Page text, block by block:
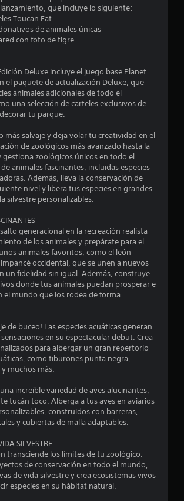
que incluye lo siguiente:
Toucan Eat
de animales únicas
con foto de tigre
Deluxe incluye el juego base Planet
el paquete de actualización Deluxe, que
animales adicionales de todo el
una selección de carteles exclusivos de
tu parque.
más salvaje y deja volar tu creatividad en el
de zoológicos más avanzado hasta la
gestiona zoológicos únicos en todo el
animales fascinantes, incluidas especies
Además, lleva la conservación de
nivel y libera tus especies en grandes
silvestre personalizables.
generacional en la recreación realista
de los animales y prepárate para el
animales favoritos, como el león
occidental, que se unen a nuevos
un fidelidad sin igual. Además, construye
donde tus animales puedan prosperar e
el mundo que los rodea de forma
de buceo! Las especies acuáticas generan
en su espectacular debut. Crea
para albergar un gran repertorio
como tiburones punta negra,
muchos más.
increíble variedad de aves alucinantes,
tucán toco. Alberga a tus aves en aviarios
construidos con barreras,
y cubiertas de malla adaptables.
SILVESTRE
transciende los límites de tu zoológico.
de conservación en todo el mundo,
de vida silvestre y crea ecosistemas vivos
especies en su hábitat natural.